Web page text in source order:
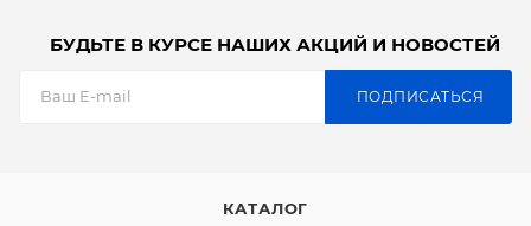
БУДЬТЕ В КУРСЕ НАШИХ АКЦИЙ И НОВОСТЕЙ
ПОДПИСАТЬСЯ
КАТАЛОГ